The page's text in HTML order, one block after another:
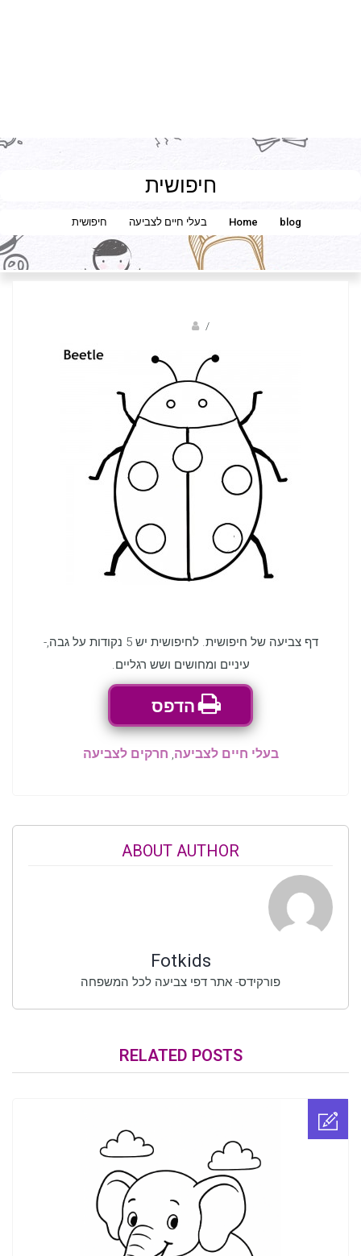
חיפושית
Home blog בעלי חיים לצביעה חיפושית
/
דף צביעה של חיפושית. לחיפושית יש 5 נקודות על גבה,-
עיניים ומחושים ושש רגליים.
הדפס
בעלי חיים לצביעה, חרקים לצביעה
ABOUT AUTHOR
Fotkids
פורקידס- אתר דפי צביעה לכל המשפחה
RELATED POSTS